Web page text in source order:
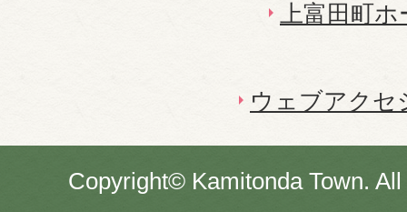
上富田町
ウェブアクセ
Copyright© Kamitonda Town.